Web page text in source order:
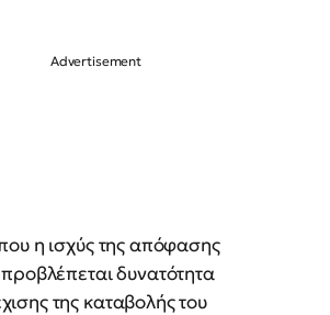
η ισχύς της απόφασης
δυνατότητα
της καταβολής του